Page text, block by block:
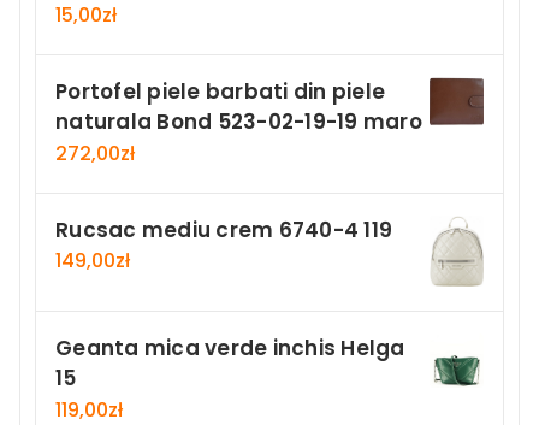
15,00zł
Portofel piele barbati din piele
naturala Bond 523-02-19-19 maro
272,00zł
Rucsac mediu crem 6740-4 119
149,00zł
Geanta mica verde inchis Helga
15
119,00zł